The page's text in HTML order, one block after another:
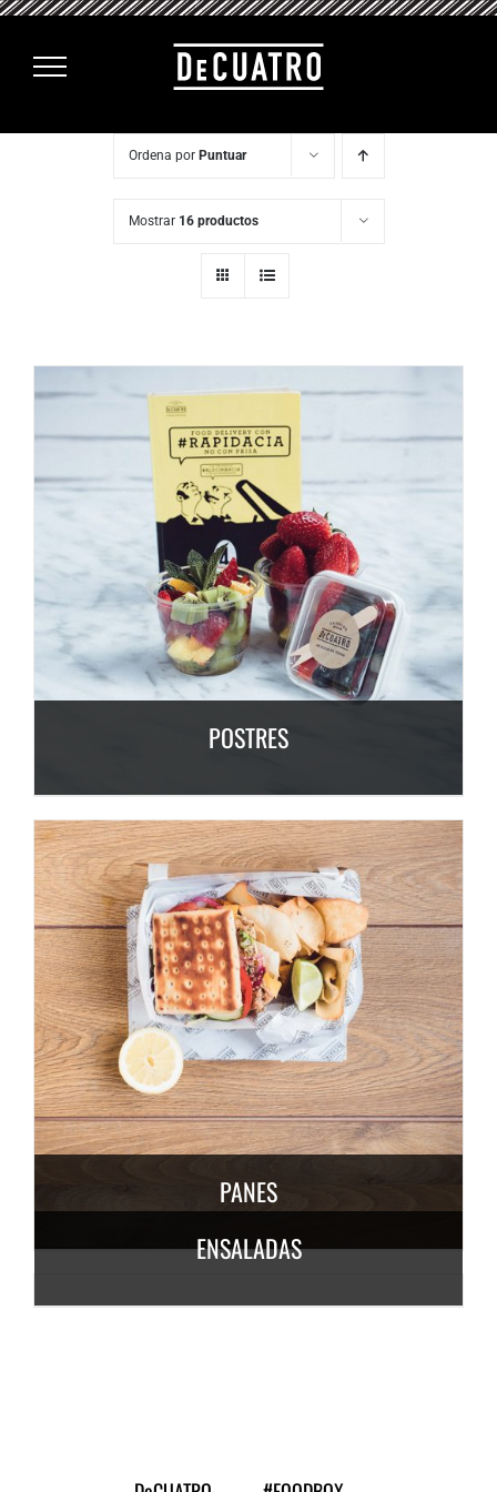
Saltar
contenido
Ordena por Puntuar
Mostrar 16 productos
DESCUBRE MÁS
3,50€ / persona
POSTRES
PANES
MÁS
ENSALADAS